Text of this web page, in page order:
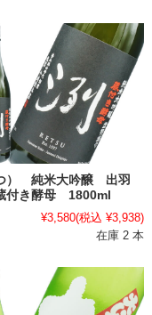
） 純米大吟醸 出羽
き酵母 1800ml
¥3,580(税込 ¥3,938)
在庫 2 本